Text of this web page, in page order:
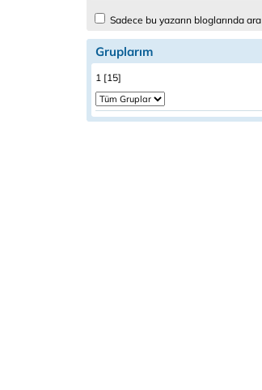
Sadece bu yazarın bloglarında ara
Gruplarım
1 [15]